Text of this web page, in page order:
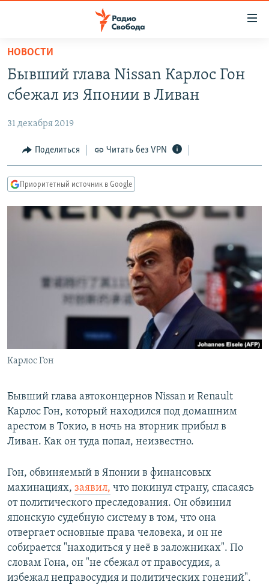
упрощенного
доступа
Вернуться
основному
Вернутся
главной
навигации
Вернутся
ПОДКАСТЫ
ЦИТАТЫ СВОБОДЫ
МНЕНИЯ
IDEL.РЕАЛИИ
КАВКАЗ.РЕАЛИИ
РАСПИСАНИЕ ВЕЩАНИЯ
ПОДПИШИТЕСЬ НА РАССЫЛКУ
Все сайты РСЕ/РС
НОВОСТИ
Бывший глава Nissan Карлос Гон
сбежал из Японии в Ливан
31 декабря 2019
Поделиться Читать без VPN
Приоритетный источник в Google
Карлос Гон
Бывший глава автоконцернов Nissan и Renault
Карлос Гон, который находился под домашним
арестом в Токио, в ночь на вторник прибыл в
Ливан. Как он туда попал, неизвестно.
Гон, обвиняемый в Японии в финансовых
махинациях, заявил, что покинул страну, спасаясь
от политического преследования. Он обвинил
японскую судебную систему в том, что она
отвергает основные права человека, и он не
собирается "находиться у неё в заложниках". По
словам Гона, он "не сбежал от правосудия, а
избежал неправосудия и политических гонений".